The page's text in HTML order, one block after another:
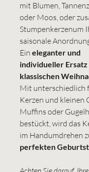
mit Blumen,
oder Moos, oder
Stumpenkerzenum
saisonale
Ein eleganter und
individueller
klassischen
Mit unterschiedlich
Kerzen und kleinen
Muffins oder
bestückt, wird das
im Handumdrehen
perfekten